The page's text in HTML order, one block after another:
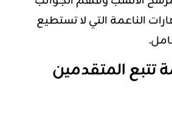
الناعمة التي لا تستطيع
تتبع المتقدمين